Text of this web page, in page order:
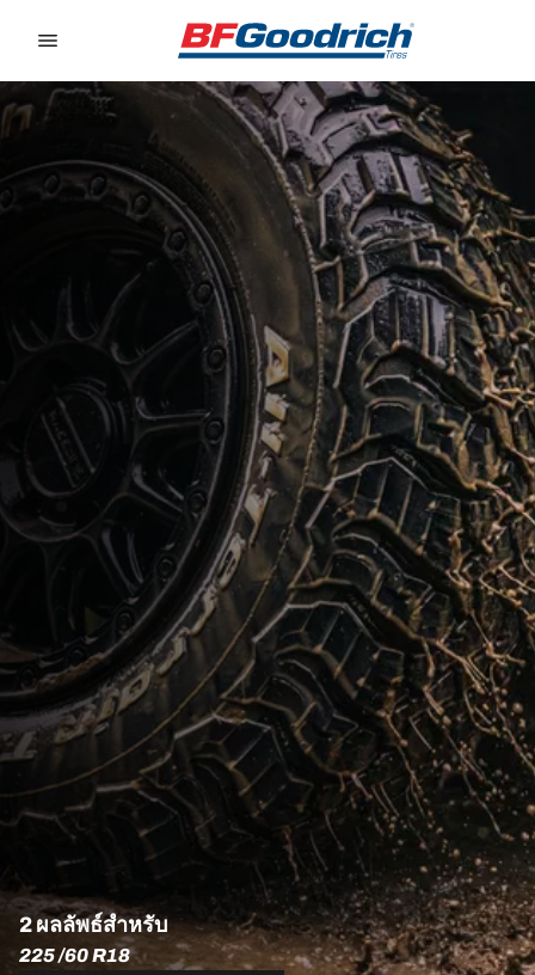
2 ผลลัพธ์สำหรับ
225 /60 R18